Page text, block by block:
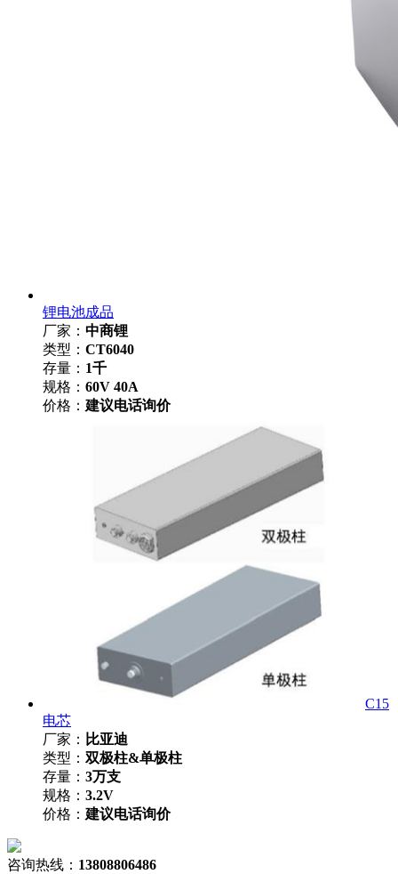
锂电池成品
厂家： 中商锂
类型： CT6040
存量： 1千
规格： 60V 40A
价格： 建议电话询价
C15
电芯
厂家： 比亚迪
类型： 双极柱&单极柱
存量： 3万支
规格： 3.2V
价格： 建议电话询价
咨询热线： 13808806486